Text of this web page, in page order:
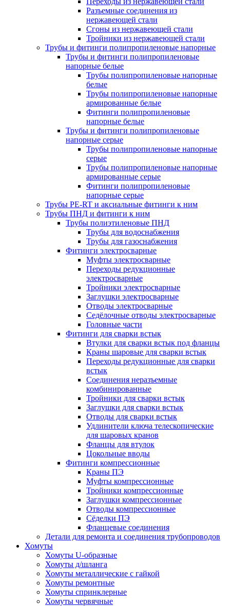
Разъемные соединения из
нержавеющей стали
Сгоны из нержавеющей стали
Тройники из нержавеющей стали
Трубы и фитинги полипропиленовые напорные
Трубы и фитинги полипропиленовые
напорные белые
Трубы полипропиленовые напорные
белые
Трубы полипропиленовые напорные
армированные белые
Фитинги полипропиленовые
напорные белые
Трубы и фитинги полипропиленовые
напорные серые
Трубы полипропиленовые напорные
серые
Трубы полипропиленовые напорные
армированные серые
Фитинги полипропиленовые
напорные серые
Трубы PE-RT и аксиальные фитинги к ним
Трубы ПНД и фитинги к ним
Трубы полиэтиленовые ПНД
Трубы для водоснабжения
Трубы для газоснабжения
Фитинги электросварные
Муфты электросварные
Переходы редукционные
электросварные
Тройники электросварные
Заглушки электросварные
Отводы электросварные
Седёлочные отводы электросварные
Головные части
Фитинги для сварки встык
Втулки для сварки встык под фланцы
Краны шаровые для сварки встык
Переходы редукционные для сварки
встык
Соединения неразъемные
комбинированные
Тройники для сварки встык
Заглушки для сварки встык
Отводы для сварки встык
Удлинители ключа телескопические
для шаровых кранов
Фланцы для втулок
Цокольные вводы
Фитинги компрессионные
Краны ПЭ
Муфты компрессионные
Тройники компрессионные
Заглушки компрессионные
Отводы компрессионные
Сёделки ПЭ
Фланцевые соединения
Детали для ремонта и соединения трубопроводов
Хомуты
Хомуты U-образные
Хомуты д/шланга
Хомуты металлические с гайкой
Хомуты ремонтные
Хомуты спринклерные
Хомуты червячные